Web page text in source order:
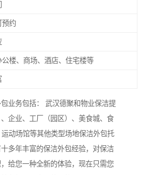
预约
公楼、商场、酒店、住宅楼等
业务包括： 武汉德聚和物业保洁提
企业、工厂（园区）、美食城、食
运动场馆等其他类型场地保洁外包托
多年丰富的保洁外包经验，对保洁
给您一种全新的体验，现在只需您